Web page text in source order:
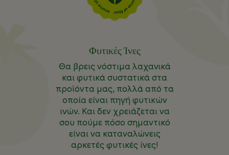
Φυτικές Ίνες
Θα βρεις νόστιμα λαχανικά
και φυτικά συστατικά στα
προϊόντα μας, πολλά από τα
οποία είναι πηγή φυτικών
ινών. Και δεν χρειάζεται να
σου πούμε πόσο σημαντικό
είναι να καταναλώνεις
αρκετές φυτικές ίνες!